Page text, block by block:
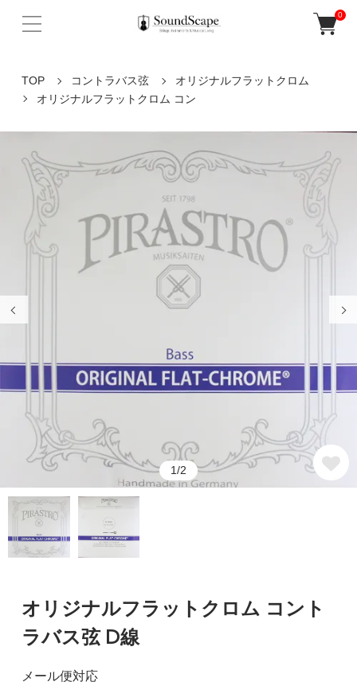
0
TOP コントラバス弦
オリジナルフラットクロム
オリジナルフラットクロム コン
1/2
オリジナルフラットクロム コント
ラバス弦 D線
メール便対応